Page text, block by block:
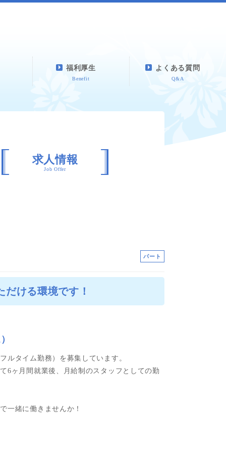
福利厚生
Benefit
よくある質問
Q&A
求人情報
Job Offer
パート
ける環境です！
ルタイム勤務）を募集しています。
6ヶ月間就業後、月給制のスタッフとしての勤
一緒に働きませんか！